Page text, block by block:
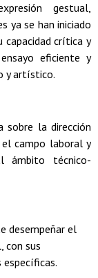
gestual,
ya se han iniciado
capacidad crítica y
eficiente y
y artístico.
sobre la dirección
campo laboral y
ámbito técnico-
desempeñar el
con sus
específicas.